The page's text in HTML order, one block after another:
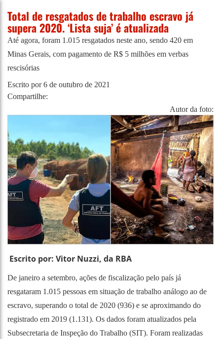
Total de resgatados de trabalho escravo já
supera 2020. ‘Lista suja’ é atualizada
Até agora, foram 1.015 resgatados neste ano, sendo 420 em
Minas Gerais, com pagamento de R$ 5 milhões em verbas
rescisórias
Escrito por6 de outubro de 2021
Compartilhe:
Autor da foto:
Escrito por: Vitor Nuzzi, da RBA
De janeiro a setembro, ações de fiscalização pelo país já
resgataram 1.015 pessoas em situação de trabalho análogo ao de
escravo, superando o total de 2020 (936) e se aproximando do
registrado em 2019 (1.131). Os dados foram atualizados pela
Subsecretaria de Inspeção do Trabalho (SIT). Foram realizadas